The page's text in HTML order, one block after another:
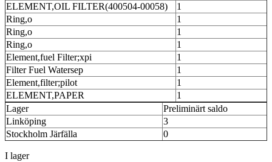
ELEMENT,OIL FILTER(400504-00058)
1
Ring,o
1
Ring,o
1
Ring,o
1
Element,fuel Filter;xpi
1
Filter Fuel Watersep
1
Element,filter;pilot
1
ELEMENT,PAPER
1
Lager
Preliminärt saldo
Linköping
3
Stockholm Järfälla
0
I lager